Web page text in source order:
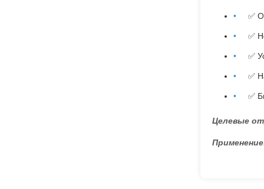
✅
✅
✅
✅
✅
Целевые